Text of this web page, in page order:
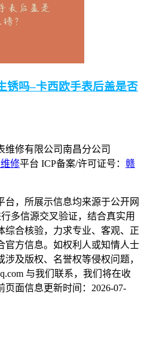
锈吗–卡西欧手表后盖是否
维修有限公司南昌分公司
修平台 ICP备案/许可证号： 赣
，所展示信息均来源于公开网
多信源交叉验证，结合真实用
综合核验，力求专业、客观、正
官方信息。如权利人或知情人士
及版权、名誉权等侵权问题，
与我们联系，我们将在收
面信息更新时间：2026-07-